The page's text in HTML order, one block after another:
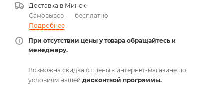
Доставка в Минск
Самовывоз — бесплатно
Подробнее
При отсутствии цены у товара обращайтесь к
менеджеру.
Возможна скидка от цены в интернет-магазине по
условиям нашей дисконтной программы.